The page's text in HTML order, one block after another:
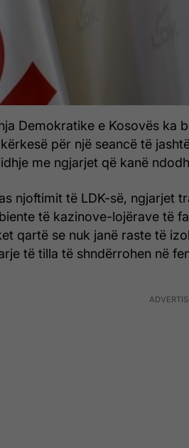
Demokratike e Kosovës ka
për një seancë të
me ngjarjet që kanë
njoftimit të LDK-së, ngjarjet
të kazinove-lojërave të
qartë se nuk janë raste të
të tilla të shndërrohen në